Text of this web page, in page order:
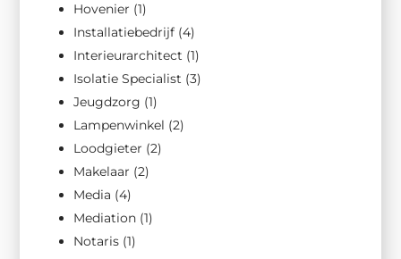
Hovenier (1)
Installatiebedrijf (4)
Interieurarchitect (1)
Isolatie Specialist (3)
Jeugdzorg (1)
Lampenwinkel (2)
Loodgieter (2)
Makelaar (2)
Media (4)
Mediation (1)
Notaris (1)